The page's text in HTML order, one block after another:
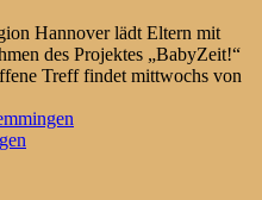
Hannover lädt Eltern mit
des Projektes „BabyZeit!“
Treff findet mittwochs von